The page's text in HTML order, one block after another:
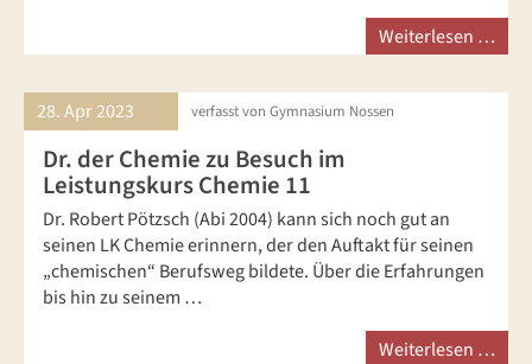
Weiterlesen …
28. Apr2023 verfasst von Gymnasium Nossen
Dr. der Chemie zu Besuch im
Leistungskurs Chemie 11
Dr. Robert Pötzsch (Abi 2004) kann sich noch gut an
seinen LK Chemie erinnern, der den Auftakt für seinen
„chemischen“ Berufsweg bildete. Über die Erfahrungen
bis hin zu seinem …
Weiterlesen …